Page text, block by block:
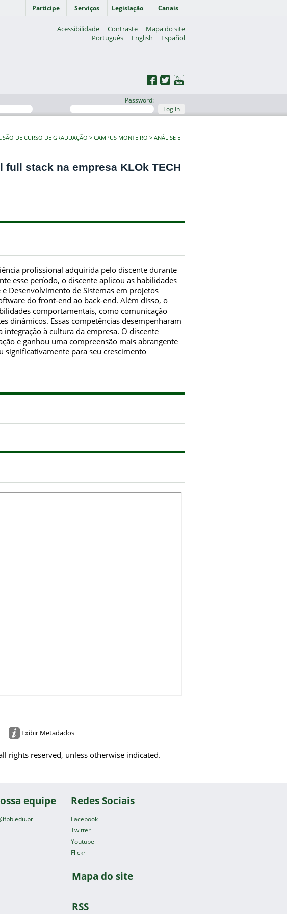
Participe Serviços Legislação Canais
Acessibilidade Contraste
Mapa do site
Português
English Español
Password:
Log In
DE CURSO DE GRADUAÇÃO CAMPUS MONTEIRO
ANÁLISE E
stack na empresa KLOk TECH
profissional adquirida pelo discente durante
esse período, o discente aplicou as habilidades
Desenvolvimento de Sistemas em projetos
do front-end ao back-end. Além disso, o
comportamentais, como comunicação
dinâmicos. Essas competências desempenharam
à cultura da empresa. O discente
e ganhou uma compreensão mais abrangente
para seu crescimento
Exibir Metadados
rights reserved, unless otherwise indicated.
equipe Redes Sociais
Facebook
Twitter
Youtube
Flickr
Mapa do site
RSS